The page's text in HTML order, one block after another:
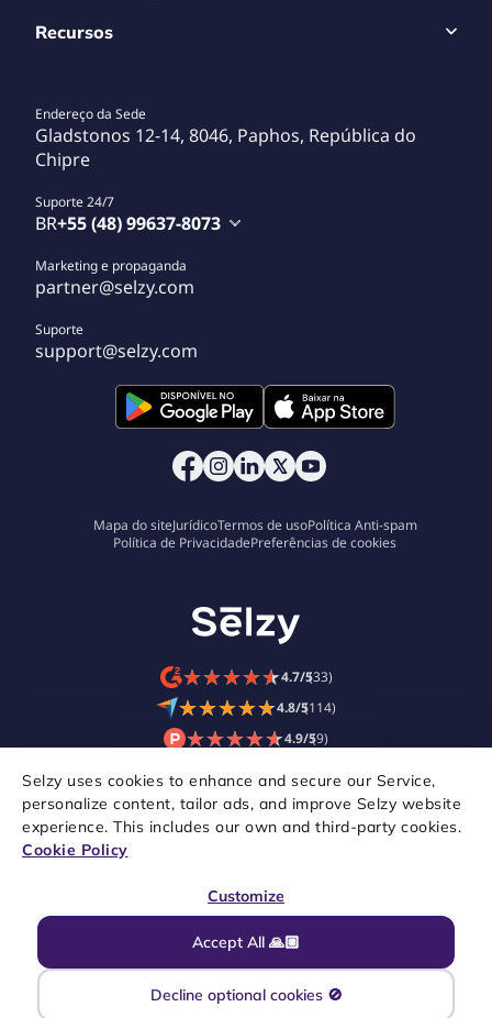
Selzy uses cookies to enhance and secure our Service,
personalize content, tailor ads, and improve Selzy website
experience. This includes our own and third-party cookies.
Cookie Policy
Accept All 🙏🏼
Customize
Decline optional cookies 🚫
Recursos
Endereço da Sede
Gladstonos 12-14, 8046, Paphos, República do
Chipre
Suporte 24/7
BR+55 (48) 99637-8073
Marketing e propaganda
partner@selzy.com
Suporte
support@selzy.com
Mapa do siteJurídicoTermos de usoPolítica Anti-spam
Política de PrivacidadePreferências de cookies
★★★★★
★★★★★4.7/5(33)
★★★★★
★★★★★4.8/5(114)
★★★★★
★★★★★4.9/5(9)
Copyright © 2021–2026 Selzy. Todos os direitos reservados.